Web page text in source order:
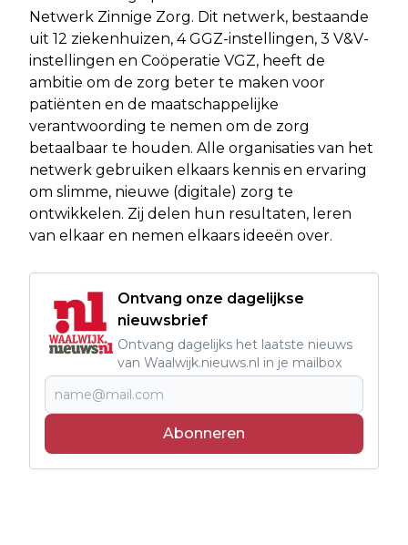
Netwerk Zinnige Zorg. Dit netwerk, bestaande
uit 12 ziekenhuizen, 4 GGZ-instellingen, 3 V&V-
instellingen en Coöperatie VGZ, heeft de
ambitie om de zorg beter te maken voor
patiënten en de maatschappelijke
verantwoording te nemen om de zorg
betaalbaar te houden. Alle organisaties van het
netwerk gebruiken elkaars kennis en ervaring
om slimme, nieuwe (digitale) zorg te
ontwikkelen. Zij delen hun resultaten, leren
van elkaar en nemen elkaars ideeën over.
Ontvang onze dagelijkse
nieuwsbrief
Ontvang dagelijks het laatste nieuws
van Waalwijk.nieuws.nl in je mailbox
Abonneren